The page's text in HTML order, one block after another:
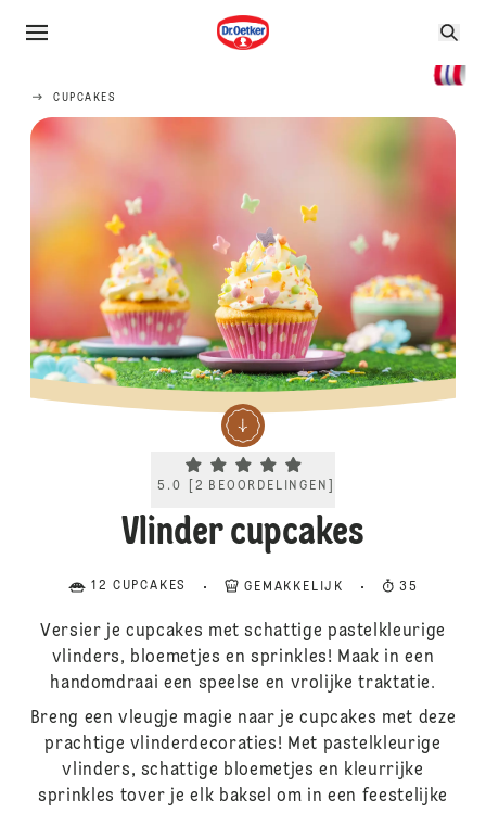
CUPCAKES
Current rating 5.0. Click to rate.
5.0 2 BEOORDELINGEN
Vlinder cupcakes
12 CUPCAKES GEMAKKELIJK 35
Versier je cupcakes met schattige pastelkleurige
vlinders, bloemetjes en sprinkles! Maak in een
handomdraai een speelse en vrolijke traktatie.
Breng een vleugje magie naar je cupcakes met deze
prachtige vlinderdecoraties! Met pastelkleurige
vlinders, schattige bloemetjes en kleurrijke
sprinkles tover je elk baksel om in een feestelijke